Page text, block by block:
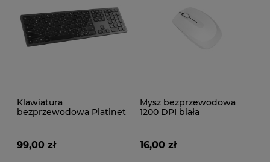
Klawiatura
bezprzewodowa Platinet
99,00 zł
Mysz bezprzewodowa
1200 DPI biała
16,00 zł